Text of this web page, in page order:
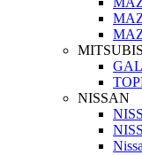
NISSAN